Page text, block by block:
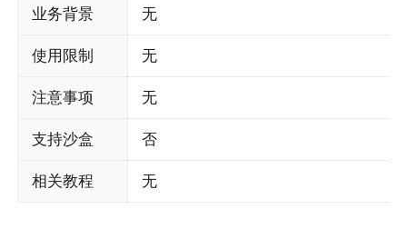
业务背景 无
使用限制 无
注意事项 无
支持沙盒 否
相关教程 无